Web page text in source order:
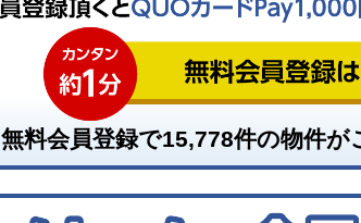
無料会員登録で15,778件の物件が